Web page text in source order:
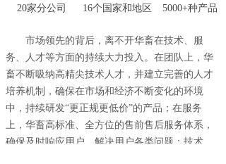
5000+种产品
16个国家和地区
20家分公司
市场领先的背后，离不开华畜在技术、服
务、人才等方面的持续大力投入。在团队上，华
畜不断吸纳高精尖技术人才，并建立完善的人才
培养机制，确保在市场和经济不断变化的环境
中，持续研发“更正规更低价”的产品；在服务
上，华畜高标准、全方位的售前售后服务体系，
确保及时响应用户，解决用户各类问题；技术